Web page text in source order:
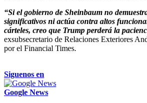
“Si el gobierno de Sheinbaum no
significativos ni actúa contra altos
cárteles, creo que Trump perderá la
exsubsecretario de Relaciones Exteriores
por el Financial Times.
Siguenos en
Google News